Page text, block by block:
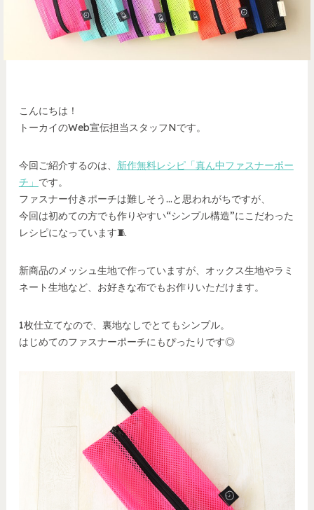
こんにちは！
トーカイのWeb宣伝担当スタッフNです。
今回ご紹介するのは、 新作無料レシピ「真ん中ファスナーポー
チ」 です。
ファスナー付きポーチは難しそう…と思われがちですが、
今回は初めての方でも作りやすい“シンプル構造”にこだわった
レシピになっています🧵
新商品のメッシュ生地で作っていますが、オックス生地やラミ
ネート生地など、お好きな布でもお作りいただけます。
1枚仕立てなので、裏地なしでとてもシンプル。
はじめてのファスナーポーチにもぴったりです◎